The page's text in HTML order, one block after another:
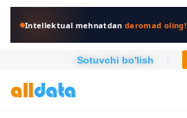
Intellektual mehnatdandaromad oling!
Sotuvchi bo'lish